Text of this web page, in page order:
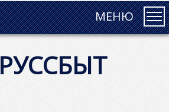
МЕНЮ
РУССБЫТ